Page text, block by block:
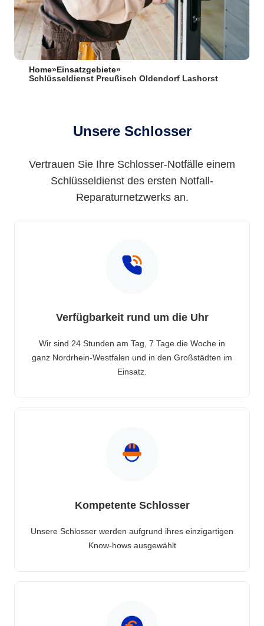
Home» Einsatzgebiete»
Schlüsseldienst Preußisch Oldendorf Lashorst
Unsere Schlosser
Vertrauen Sie Ihre Schlosser-Notfälle einem
Schlüsseldienst des ersten Notfall-
Reparaturnetzwerks an.
Verfügbarkeit rund um die Uhr
Wir sind 24 Stunden am Tag, 7 Tage die Woche in
ganz Nordrhein-Westfalen und in den Großstädten im
Einsatz.
Kompetente Schlosser
Unsere Schlosser werden aufgrund ihres einzigartigen
Know-hows ausgewählt